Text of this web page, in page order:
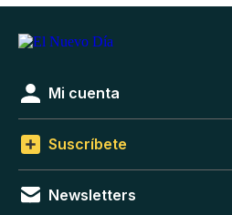
Mi cuenta
Suscríbete
Newsletters